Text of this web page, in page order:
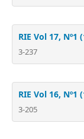
RIE Vol 17, Nº1
3-237
RIE Vol 16, Nº1
3-205